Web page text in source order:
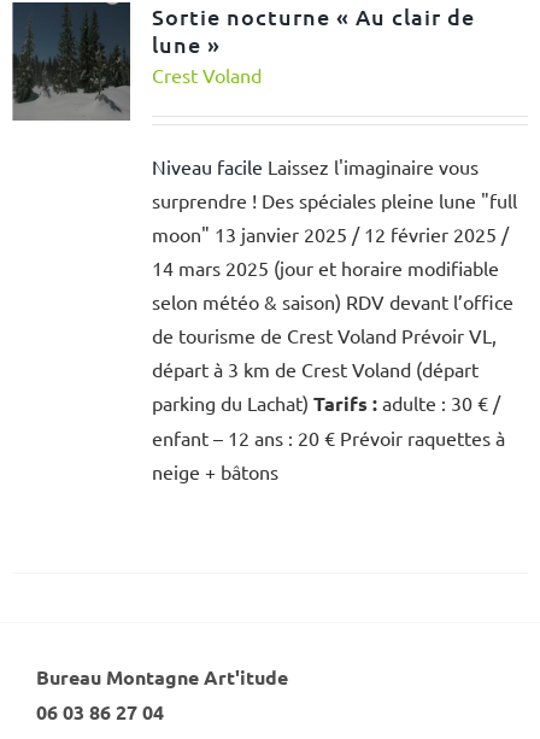
Sortie nocturne « Au clair de
lune »
Crest Voland
Niveau facile Laissez l'imaginaire vous
surprendre ! Des spéciales pleine lune "full
moon" 13 janvier 2025 / 12 février 2025 /
14 mars 2025 (jour et horaire modifiable
selon météo & saison) RDV devant l’office
de tourisme de Crest Voland Prévoir VL,
départ à 3 km de Crest Voland (départ
parking du Lachat) Tarifs :adulte : 30 € /
enfant – 12 ans : 20 € Prévoir raquettes à
neige + bâtons
Bureau Montagne Art'itude
06 03 86 27 04